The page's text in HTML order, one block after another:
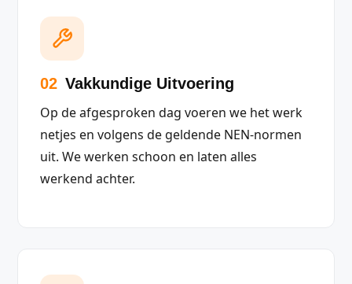
02 Vakkundige Uitvoering
Op de afgesproken dag voeren we het werk
netjes en volgens de geldende NEN-normen
uit. We werken schoon en laten alles
werkend achter.